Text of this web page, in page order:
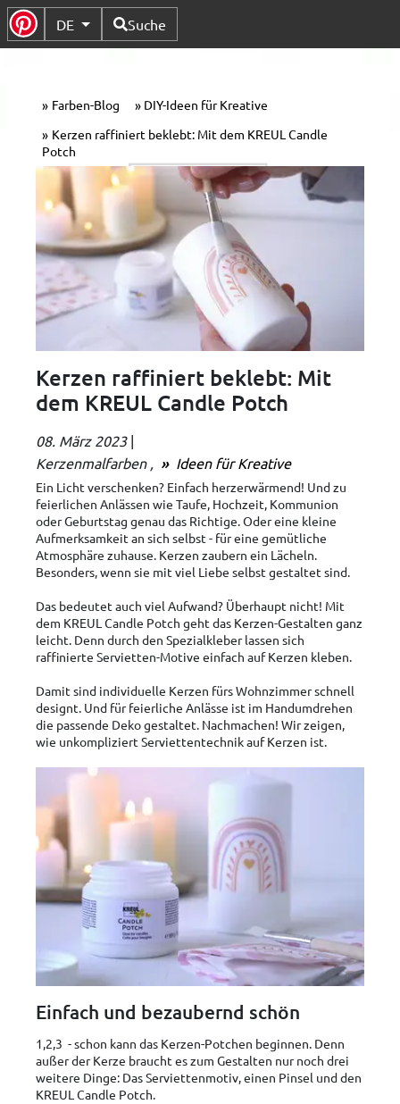
Untermenü Umschalten
DE Verfügbare Sprachen
Suche
Farben-Blog
DIY-Ideen für Kreative
Kerzen raffiniert beklebt: Mit dem KREUL Candle
Potch
Kerzen raffiniert beklebt: Mit
dem KREUL Candle Potch
08. März 2023 |
Kerzenmalfarben
Ideen für Kreative
Ein Licht verschenken? Einfach herzerwärmend! Und zu
feierlichen Anlässen wie Taufe, Hochzeit, Kommunion
oder Geburtstag genau das Richtige. Oder eine kleine
Aufmerksamkeit an sich selbst - für eine gemütliche
Atmosphäre zuhause. Kerzen zaubern ein Lächeln.
Besonders, wenn sie mit viel Liebe selbst gestaltet sind.
Das bedeutet auch viel Aufwand? Überhaupt nicht! Mit
dem KREUL Candle Potch geht das Kerzen-Gestalten ganz
leicht. Denn durch den Spezialkleber lassen sich
raffinierte Servietten-Motive einfach auf Kerzen kleben.
Damit sind individuelle Kerzen fürs Wohnzimmer schnell
designt. Und für feierliche Anlässe ist im Handumdrehen
die passende Deko gestaltet. Nachmachen! Wir zeigen,
wie unkompliziert Serviettentechnik auf Kerzen ist.
Einfach und bezaubernd schön
1,2,3 - schon kann das Kerzen-Potchen beginnen. Denn
außer der Kerze braucht es zum Gestalten nur noch drei
weitere Dinge: Das Serviettenmotiv, einen Pinsel und den
KREUL Candle Potch.